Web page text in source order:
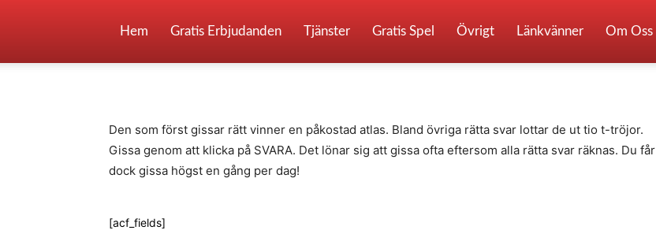
Hem Gratis Erbjudanden Tjänster Gratis Spel Övrigt Länkvänner Om Oss
Den som först gissar rätt vinner en påkostad atlas. Bland övriga rätta svar lottar de ut tio t-tröjor.
Gissa genom att klicka på SVARA. Det lönar sig att gissa ofta eftersom alla rätta svar räknas. Du får
dock gissa högst en gång per dag!
[acf_fields]